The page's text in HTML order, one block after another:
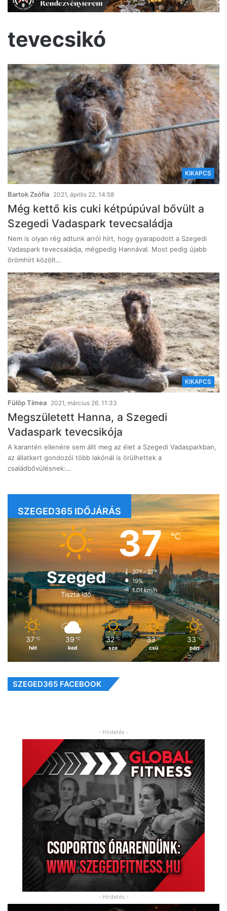
tevecsikó
KIKAPCS
Bartok Zsófia 2021, április 22. 14:58
Még kettő kis cuki kétpúpúval bővült a
Szegedi Vadaspark tevecsaládja
Nem is olyan rég adtunk arról hírt, hogy gyarapodott a Szegedi
Vadaspark tevecsaládja, mégpedig Hannával. Most pedig újabb
örömhírt közölt…
KIKAPCS
Fülöp Tímea 2021, március 26. 11:33
Megszületett Hanna, a Szegedi
Vadaspark tevecsikója
A karantén ellenére sem állt meg az élet a Szegedi Vadasparkban,
az állatkert gondozói több lakónál is örülhettek a
családbővülésnek:…
SZEGED365 IDŐJÁRÁS
Szeged
Tiszta idő
37℃
37º - 27º
19%
1.01 km/h
37 ℃
hét
39 ℃
ked
32 ℃
sze
33 ℃
csü
33 ℃
pén
SZEGED365 FACEBOOK
- Hirdetés -
- Hirdetés -